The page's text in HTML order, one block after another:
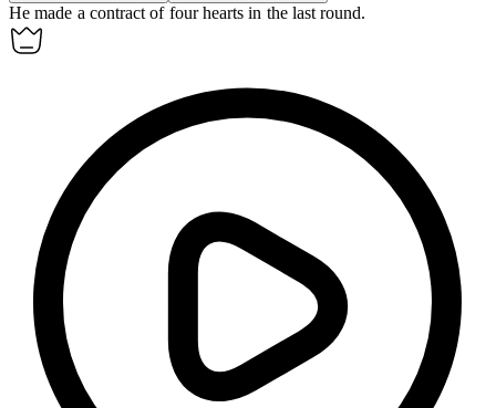
He made a contract of four hearts in the last round.